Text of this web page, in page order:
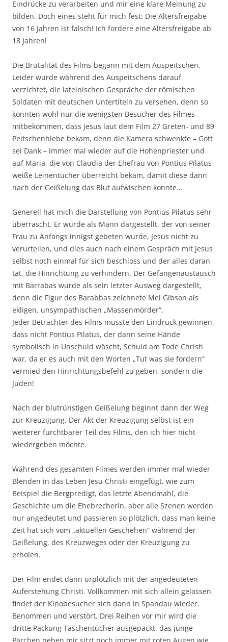
Eindrücke zu verarbeiten und mir eine klare Meinung zu
bilden. Doch eines steht für mich fest: Die Altersfreigabe
von 16 Jahren ist falsch! Ich fordere eine Altersfreigabe ab
18 Jahren!
Die Brutalität des Films begann mit dem Auspeitschen.
Leider wurde während des Auspeitschens darauf
verzichtet, die lateinischen Gespräche der römischen
Soldaten mit deutschen Untertiteln zu versehen, denn so
konnten wohl nur die wenigsten Besucher des Filmes
mitbekommen, dass Jesus laut dem Film 27 Greten- und 89
Peitschenhiebe bekam, denn die Kamera schwenkte – Gott
sei Dank – immer mal wieder auf die Hohenpriester und
auf Maria, die von Claudia der Ehefrau von Pontius Pilatus
weiße Leinentücher überreicht bekam, damit diese dann
nach der Geißelung das Blut aufwischen konnte…
Generell hat mich die Darstellung von Pontius Pilatus sehr
überrascht. Er wurde als Mann dargestellt, der von seiner
Frau zu Anfangs innigst gebeten wurde, Jesus nicht zu
verurteilen, und dies auch nach einem Gespräch mit Jesus
selbst noch einmal für sich beschloss und der alles daran
tat, die Hinrichtung zu verhindern. Der Gefangenaustausch
mit Barrabas wurde als sein letzter Ausweg dargestellt,
denn die Figur des Barabbas zeichnete Mel Gibson als
ekligen, unsympathischen „Massenmörder“.
Jeder Betrachter des Films musste den Eindruck gewinnen,
dass nicht Pontius Pilatus, der dann seine Hände
symbolisch in Unschuld wäscht, Schuld am Tode Christi
war, da er es auch mit den Worten „Tut was sie fordern“
vermied den Hinrichtungsbefehl zu geben, sondern die
Juden!
Nach der blutrünstigen Geißelung beginnt dann der Weg
zur Kreuzigung. Der Akt der Kreuzigung selbst ist ein
weiterer furchtbarer Teil des Films, den ich hier nicht
wiedergeben möchte.
Während des gesamten Filmes werden immer mal wieder
Blenden in das Leben Jesu Christi eingefügt, wie zum
Beispiel die Bergpredigt, das letzte Abendmahl, die
Geschichte um die Ehebrecherin, aber alle Szenen werden
nur angedeutet und passieren so plötzlich, dass man keine
Zeit hat sich vom „aktuellen Geschehen“ während der
Geißelung, des Kreuzweges oder der Kreuzigung zu
erholen.
Der Film endet dann urplötzlich mit der angedeuteten
Auferstehung Christi. Vollkommen mit sich allein gelassen
findet der Kinobesucher sich dann in Spandau wieder.
Benommen und verstört. Drei Reihen vor mir wird die
dritte Packung Taschentücher ausgepackt, das junge